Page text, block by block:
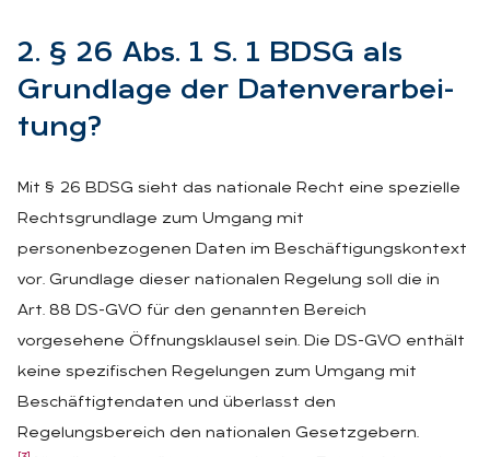
2. § 26 Abs. 1 S. 1 BDSG als
Grund­la­ge der Da­ten­ver­ar­bei­
tung?
Mit § 26 BDSG sieht das nationale Recht eine spezielle
Rechtsgrundlage zum Umgang mit
personenbezogenen Daten im Beschäftigungskontext
vor. Grundlage dieser nationalen Regelung soll die in
Art. 88 DS-GVO für den genannten Bereich
vorgesehene Öffnungsklausel sein. Die DS-GVO enthält
keine spezifischen Regelungen zum Umgang mit
Beschäftigtendaten und überlasst den
Regelungsbereich den nationalen Gesetzgebern.